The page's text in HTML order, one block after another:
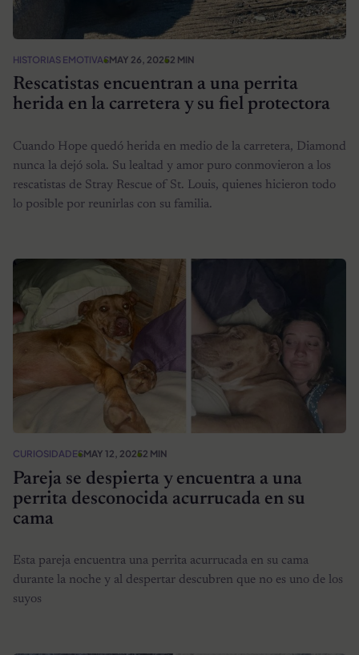
HISTORIAS EMOTIVASMAY 26, 20252 MIN
Rescatistas encuentran a una perrita
herida en la carretera y su fiel protectora
Cuando Hope quedó herida en medio de la carretera, Diamond
nunca la dejó sola. Su lealtad y amor puro conmovieron a los
rescatistas de Stray Rescue of St. Louis, quienes hicieron todo
lo posible por reunirlas con su familia.
CURIOSIDADESMAY 12, 20252 MIN
Pareja se despierta y encuentra a una
perrita desconocida acurrucada en su
cama
Esta pareja encuentra una perrita acurrucada en su cama
durante la noche y al despertar descubren que no es uno de los
suyos